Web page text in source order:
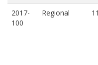
2017-
100
Regional